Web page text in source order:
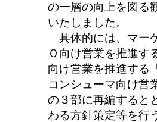
の一層の向上を図る
いたしました。
具体的には、マー
Ｏ向け営業を推進す
向け営業を推進する
コンシューマ向け営
の３部に再編すると
わる方針策定等を行